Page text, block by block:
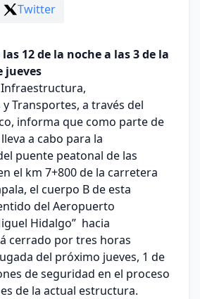
Twitter
12 de la noche a las 3 de la
jueves
Infraestructura,
Transportes, a través del
informa que como parte de
a cabo para la
puente peatonal de las
el km 7+800 de la carretera
el cuerpo B de esta
del Aeropuerto
Hidalgo” hacia
cerrado por tres horas
del próximo jueves, 1 de
de seguridad en el proceso
de la actual estructura.